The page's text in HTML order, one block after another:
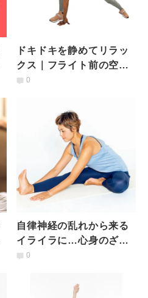
ドキドキを静めてリラッ
クス｜フライト前の空港
でできる簡単ヨガポーズ
0
自律神経の乱れから来る
イライラに…心身のざわ
つきを静めるメソッド
0